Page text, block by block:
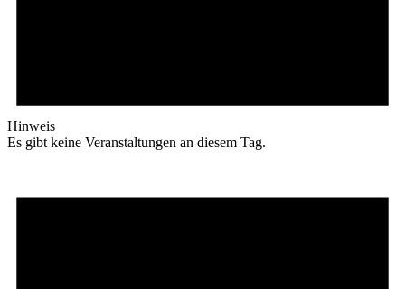
Hinweis
Es gibt keine Veranstaltungen an diesem Tag.